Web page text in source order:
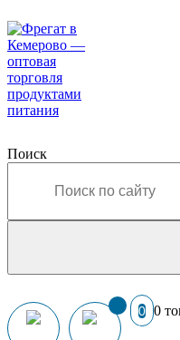
Поиск
0 0